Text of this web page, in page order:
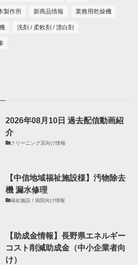
製作所 新商品情報 業務用乾燥機
洗剤 / 柔軟剤 / 漂白剤
2026年08月10日 過去配信動画紹
介
クリーニング店向け情報
【中信地域福祉施設様】汚物除去
機 漏水修理
福祉施設 / 病院向け情報
【助成金情報】長野県エネルギー
コスト削減助成金（中小企業者向
け）